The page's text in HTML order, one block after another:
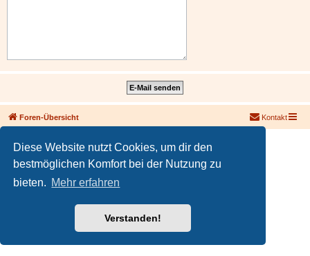
Diese Website nutzt Cookies, um dir den
bestmöglichen Komfort bei der Nutzung zu
bieten. Mehr erfahren
Verstanden!
Foren-Übersicht Kontakt
Deutsche Übersetzung durch phpBB.de
PRIVACY_LINK|TERMS_LINK